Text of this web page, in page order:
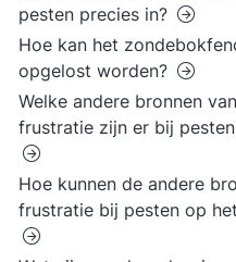
pesten precies in?
Hoe kan het
opgelost worden?
Welke andere bronnen
frustratie zijn er bij
Hoe kunnen de andere
frustratie bij pesten op